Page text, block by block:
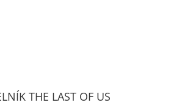
THE LAST OF US